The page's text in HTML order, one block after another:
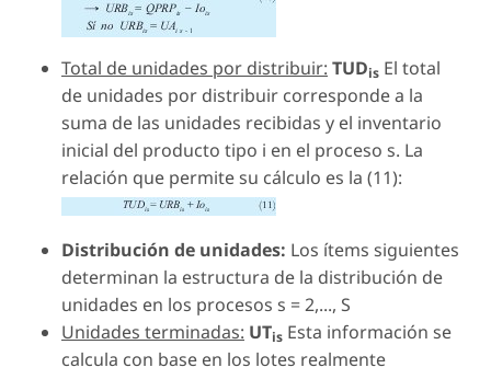
Total de unidades por distribuir: TUDis El total
de unidades por distribuir corresponde a la
suma de las unidades recibidas y el inventario
inicial del producto tipo i en el proceso s. La
relación que permite su cálculo es la (11):
Distribución de unidades: Los ítems siguientes
determinan la estructura de la distribución de
unidades en los procesos s = 2,..., S
Unidades terminadas: UTis Esta información se
calcula con base en los lotes realmente